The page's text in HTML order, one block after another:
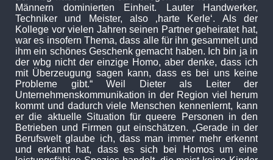
Männern dominierten Einheit. Lauter Handwerker,
Techniker und Meister, also ‚harte Kerle‘. Als der
Kollege vor vielen Jahren seinen Partner geheiratet hat,
war es insofern Thema, dass alle für ihn gesammelt und
ihm ein schönes Geschenk gemacht haben. Ich bin ja in
der wbg nicht der einzige Homo, aber denke, dass ich
mit Überzeugung sagen kann, dass es bei uns keine
Probleme gibt.“ Weil Dieter als Leiter der
Unternehmenskommunikation in der Region viel herum
kommt und dadurch viele Menschen kennenlernt, kann
er die aktuelle Situation für queere Personen in den
Betrieben und Firmen gut einschätzen. „Gerade in der
Berufswelt glaube ich, dass man immer mehr erkennt
und erkannt hat, dass es sich bei Homos um eine